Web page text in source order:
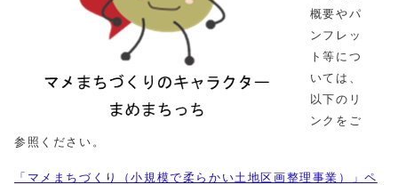
概要やパ
ンフレッ
ト等につ
いては、
以下のリ
ンクをご
参照ください。
「マメまちづくり（小規模で柔らかい土地区画整理事業）」ペ